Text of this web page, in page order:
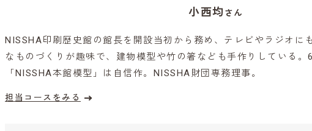
小西均 さん
NISSHA印刷歴史館の館長を開設当初から務め、テレビやラジオに
なものづくりが趣味で、建物模型や竹の箸なども手作りしている。
「NISSHA本館模型」は自信作。NISSHA財団専務理事。
担当コースをみる